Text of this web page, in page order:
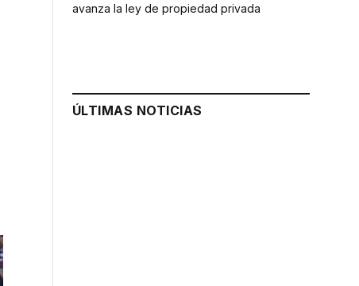
avanza la ley de propiedad privada
ÚLTIMAS NOTICIAS